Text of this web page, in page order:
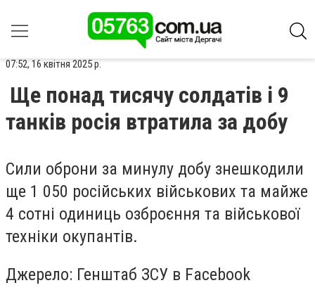
07:52, 16 квітня 2025 р.
Ще понад тисячу солдатів і 9
танків росія втратила за добу
Сили оброни за минулу добу знешкодили
ще 1 050 російських військових та майже
4 сотні одиниць озброєння та військової
техніки окупантів.
Джерело: Генштаб ЗСУ в Facebook